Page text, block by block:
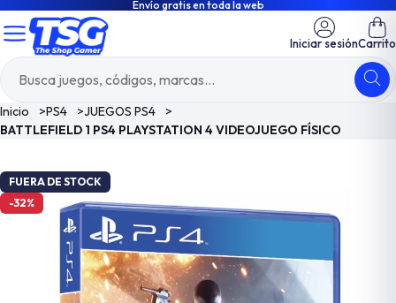
Envío gratis en toda la web
Iniciar sesiónCarrito
Inicio >PS4 >JUEGOS PS4
>
BATTLEFIELD 1 PS4 PLAYSTATION 4 VIDEOJUEGO FÍSICO
FUERA DE STOCK
-32%